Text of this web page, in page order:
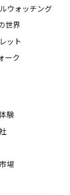
ウォッチング
世界
ット
ーク
験
場